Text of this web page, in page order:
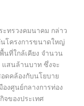
ะทรวงคมนาคม กล่าว
นโครงการขนาดใหญ่
นที่ใกล้เคียง จำนวน
แสนล้านบาท ซึ่งจะ
ดคล้องกับนโยบาย
องศูนย์กลางการท่อง
จของประเทศ